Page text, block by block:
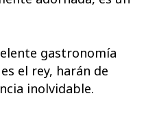
gastronomía
el rey, harán de
inolvidable.